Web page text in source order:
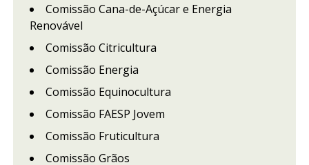
Comissão Cana-de-Açúcar e Energia
Renovável
Comissão Citricultura
Comissão Energia
Comissão Equinocultura
Comissão FAESP Jovem
Comissão Fruticultura
Comissão Grãos